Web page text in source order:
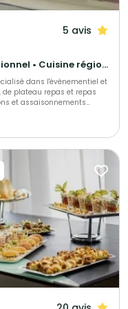
5 avis
Gastronomique • Français Traditionnel • Cuisine régionale
dans l'évènementiel et
de plateau repas et repas
expérimenté!
surprenantes, toujours